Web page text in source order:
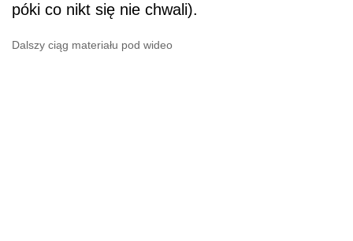
póki co nikt się nie chwali).
Dalszy ciąg materiału pod wideo